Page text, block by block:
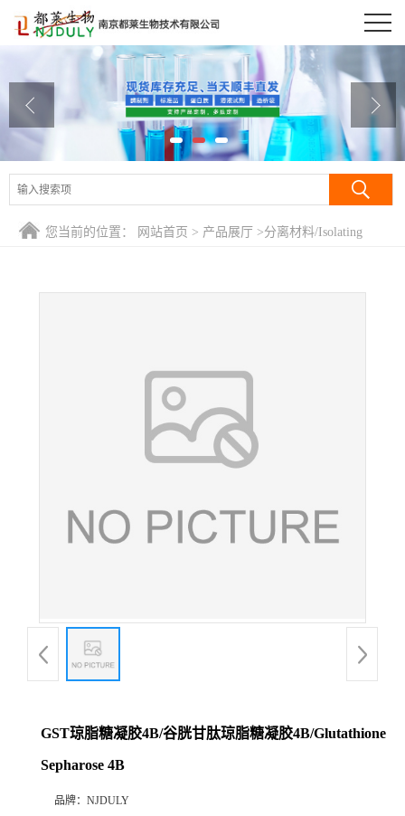
公司介绍
产品展厅
证书荣誉
您当前的位置： 网站首页 > 产品展厅 >分离材料/Isolating
GST琼脂糖凝胶4B/谷胱甘肽琼脂糖凝胶4B/Glutathione
Sepharose 4B
品牌： NJDULY